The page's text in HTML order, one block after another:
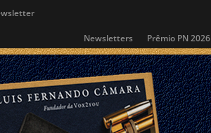
Newsletters Prêmio PN 2026